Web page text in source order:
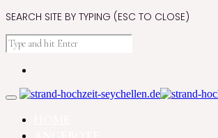
SEARCH SITE BY TYPING (ESC TO CLOSE)